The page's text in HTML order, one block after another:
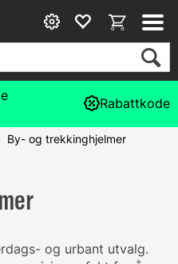
Rabattkode
By- og trekkinghjelmer
og urbant utvalg.